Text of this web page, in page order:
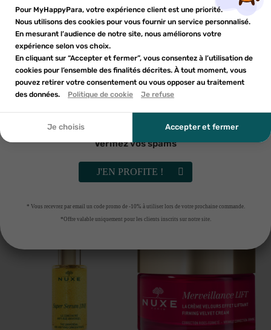
AJOUTER AU PANIER RUPTURE DE STOCK
NUXE
Nuxe Nuxuriance Ultra La crème
AJOUTER AU PANIER
-30%
NUXE
NUXE VANITY NUXURIANCE
AJOUTER AU PANIER
Ajouter à ma liste d'envies ×
add_circle_outline
Créer une nouvelle liste
Nom de la liste d'envies
Annuler
Créer une liste d'envies
Vous devez être connecté pour ajouter des produits à votre
liste d'envies.
Annuler
Connexion
Pour MyHappyPara, votre expérience client est une priorité.
Nous utilisons des cookies pour vous fournir un service personnalisé.
En mesurant l’audience de notre site, nous améliorons votre
expérience selon vos choix.
En cliquant sur “Accepter et fermer”, vous consentez à l’utilisation de
cookies pour l’ensemble des finalités décrites. À tout moment, vous
pouvez retirer votre consentement ou vous opposer au traitement
des données.
Politique de cookie Je refuse
Je choisis Accepter et fermer
Inscrivez-vous à notre newsletter et profitez
d'une réduction sur votre première commande*
En soumettant ce formulaire, j'accepte que les
informations saisies soient utilisées dans le cadre de
découler. Vous référer à la politique de confidentialité.
Vérifiez vos spams
J'EN PROFITE !
* Vous recevrez par email un code promo de -10% à utiliser lors de votre prochaine commande.
*Offre valable uniquement pour les clients inscrits sur notre site.